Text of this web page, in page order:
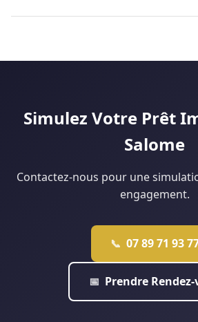
accédants éligibles au PTZ, CDI
qui est réellement faisable.
Simulez Votre Prêt
Salome
Contactez-nous pour une
engagement.
📞 07 89 71 93
📅 Prendre